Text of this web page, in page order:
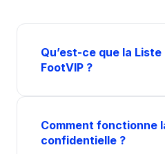
Qu’est-ce que la
FootVIP ?
Comment fonctionne
confidentielle ?